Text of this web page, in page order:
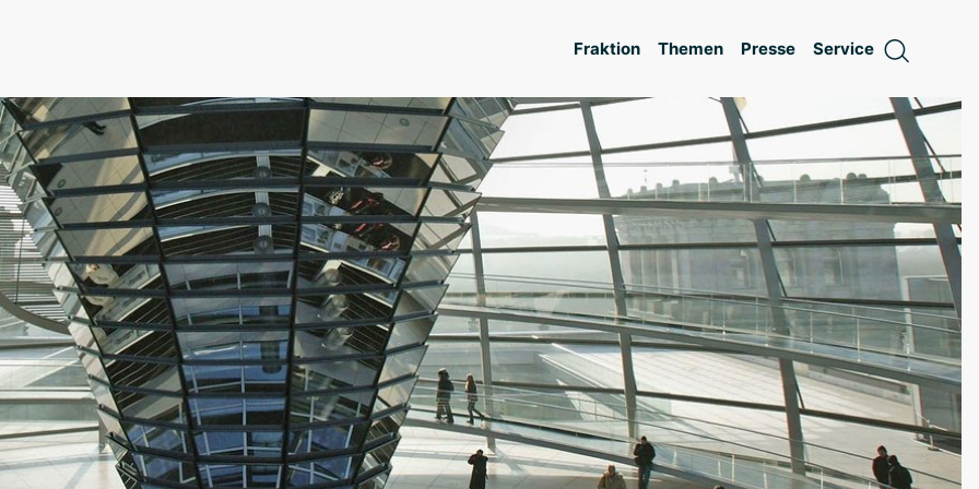
Fraktion Themen Presse Service